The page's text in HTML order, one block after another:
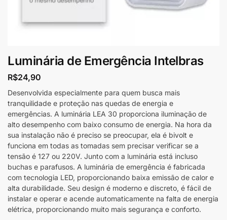
Luminária de Emergência Intelbras
R$24,90
Desenvolvida especialmente para quem busca mais
tranquilidade e proteção nas quedas de energia e
emergências. A luminária LEA 30 proporciona iluminação de
alto desempenho com baixo consumo de energia. Na hora da
sua instalação não é preciso se preocupar, ela é bivolt e
funciona em todas as tomadas sem precisar verificar se a
tensão é 127 ou 220V. Junto com a luminária está incluso
buchas e parafusos. A luminária de emergência é fabricada
com tecnologia LED, proporcionando baixa emissão de calor e
alta durabilidade. Seu design é moderno e discreto, é fácil de
instalar e operar e acende automaticamente na falta de energia
elétrica, proporcionando muito mais segurança e conforto.